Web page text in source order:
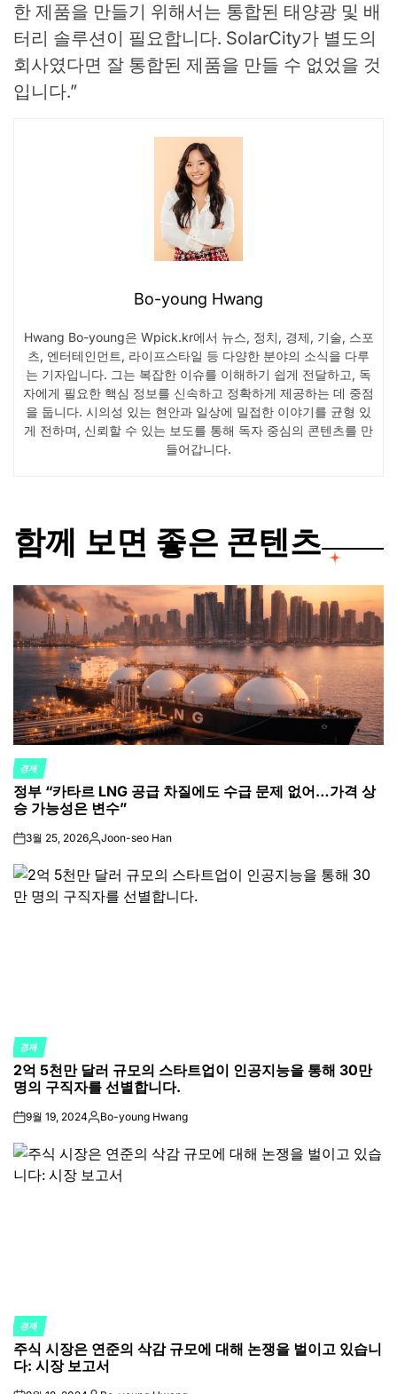
한 제품을 만들기 위해서는 통합된 태양광 및 배
터리 솔루션이 필요합니다. SolarCity가 별도의
회사였다면 잘 통합된 제품을 만들 수 없었을 것
입니다.”
Bo-young Hwang
Hwang Bo-young은 Wpick.kr에서 뉴스, 정치, 경제, 기술, 스포
츠, 엔터테인먼트, 라이프스타일 등 다양한 분야의 소식을 다루
는 기자입니다. 그는 복잡한 이슈를 이해하기 쉽게 전달하고, 독
자에게 필요한 핵심 정보를 신속하고 정확하게 제공하는 데 중점
을 둡니다. 시의성 있는 현안과 일상에 밀접한 이야기를 균형 있
게 전하며, 신뢰할 수 있는 보도를 통해 독자 중심의 콘텐츠를 만
들어갑니다.
함께 보면 좋은 콘텐츠
POSTED
IN
경제
정부 “카타르 LNG 공급 차질에도 수급 문제 없어…가격 상
승 가능성은 변수”
on3월 25, 2026Posted
Joon-seo Han
POSTED
IN
경제
2억 5천만 달러 규모의 스타트업이 인공지능을 통해 30만
명의 구직자를 선별합니다.
on9월 19, 2024Posted
Bo-young Hwang
POSTED
IN
경제
주식 시장은 연준의 삭감 규모에 대해 논쟁을 벌이고 있습니
다: 시장 보고서